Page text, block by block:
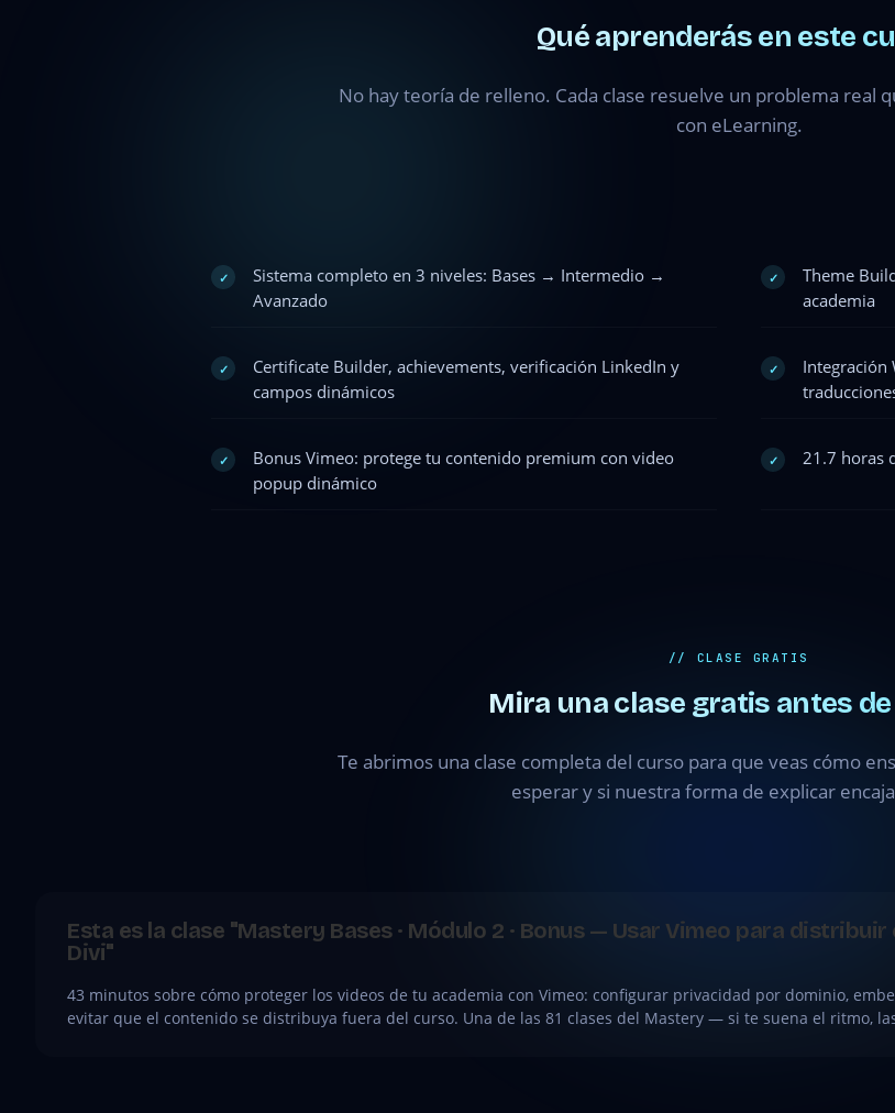
Qué aprenderás en este
No hay teoría de relleno. Cada clase resuelve un problema real
con eLearning.
✓
Sistema completo en 3 niveles: Bases → Intermedio →
Avanzado
✓
Theme
academia
✓
Certificate Builder, achievements, verificación LinkedIn y
campos dinámicos
✓
Integración
✓
Bonus Vimeo: protege tu contenido premium con video
popup dinámico
✓ 21.7 horas
// CLASE GRATIS
Mira una clase gratis antes
Te abrimos una clase completa del curso para que veas cómo
esperar y si nuestra forma de explicar
GRATIS
Esta es la clase "Mastery Bases · Módulo 2 · Bonus — Usar Vimeo para
Divi"
43 minutos sobre cómo proteger los videos de tu academia con Vimeo: configurar privacidad por dominio,
evitar que el contenido se distribuya fuera del curso. Una de las 81 clases del Mastery — si te suena el ritmo,